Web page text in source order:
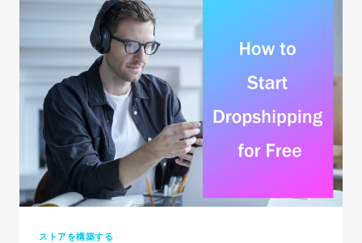
シ
ッ
ピ
ン
グ
す
る
良
製
品
ストアを構築する